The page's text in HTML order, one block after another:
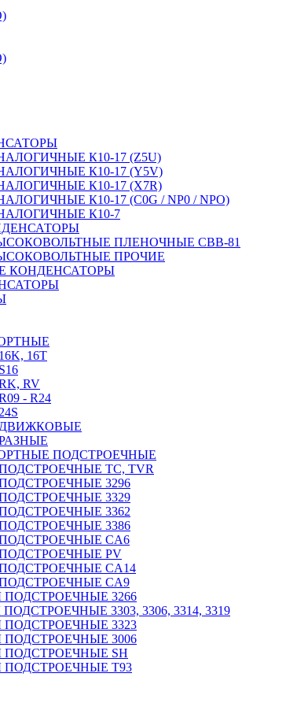
К10-17 (Z5U)
К10-17 (Y5V)
К10-17 (X7R)
К10-17 (C0G / NP0 / NPO)
К10-7
ПЛЕНОЧНЫЕ CBB-81
ПРОЧИЕ
КОНДЕНСАТОРЫ
16T
RV
- R24
ПОДСТРОЕЧНЫЕ
TC, TVR
3296
3329
3362
3386
CA6
PV
CA14
CA9
3266
3303, 3306, 3314, 3319
3323
3006
SH
Т93